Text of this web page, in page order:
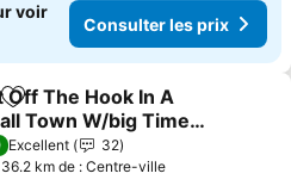
voir
Consulter les prix
Ajouter à mes favoris
Off The Hook In A
Town W/big Time
Steps Away From
Excellent
32
km de : Centre-ville